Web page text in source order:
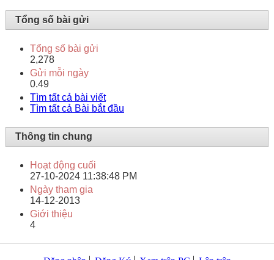
Tổng số bài gửi
Tổng số bài gửi
2,278
Gửi mỗi ngày
0.49
Tìm tất cả bài viết
Tìm tất cả Bài bắt đầu
Thông tin chung
Hoạt động cuối
27-10-2024 11:38:48 PM
Ngày tham gia
14-12-2013
Giới thiệu
4